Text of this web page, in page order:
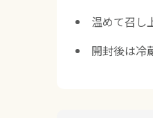
温めて召し
開封後は冷